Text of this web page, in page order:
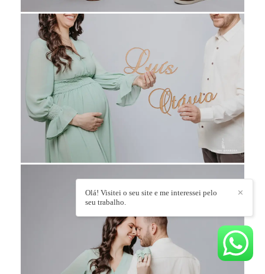
✕
Olá! Visitei o seu site e me interessei pelo
seu trabalho.